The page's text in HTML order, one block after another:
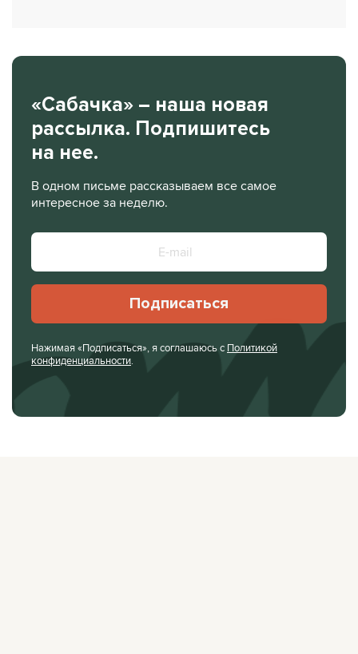
«Сабачка» – наша новая
рассылка. Подпишитесь
на нее.
В одном письме рассказываем все самое
интересное за неделю.
Подписаться
Нажимая «Подписаться», я соглашаюсь с Политикой
конфиденциальности.